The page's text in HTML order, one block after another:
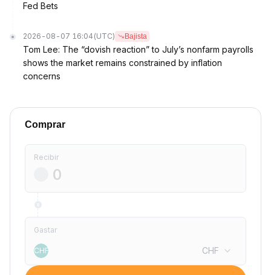
Fed Bets
2026-08-07 16:04 (UTC) Bajista
Tom Lee: The “dovish reaction” to July’s nonfarm payrolls
shows the market remains constrained by inflation
concerns
Comprar
Recibir
Gastar
CHF CHF